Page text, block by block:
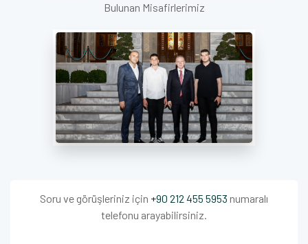
Bulunan Misafirlerimiz
Soru ve görüşleriniz için +90 212 455 5953 numaralı
telefonu arayabilirsiniz.